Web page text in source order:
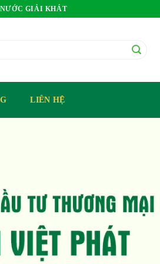
GIẢI KHÁT
LIÊN HỆ